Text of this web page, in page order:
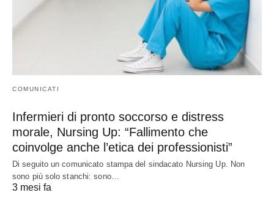
COMUNICATI
Infermieri di pronto soccorso e distress
morale, Nursing Up: “Fallimento che
coinvolge anche l’etica dei professionisti”
Di seguito un comunicato stampa del sindacato Nursing Up. Non
sono più solo stanchi: sono…
3 mesi fa